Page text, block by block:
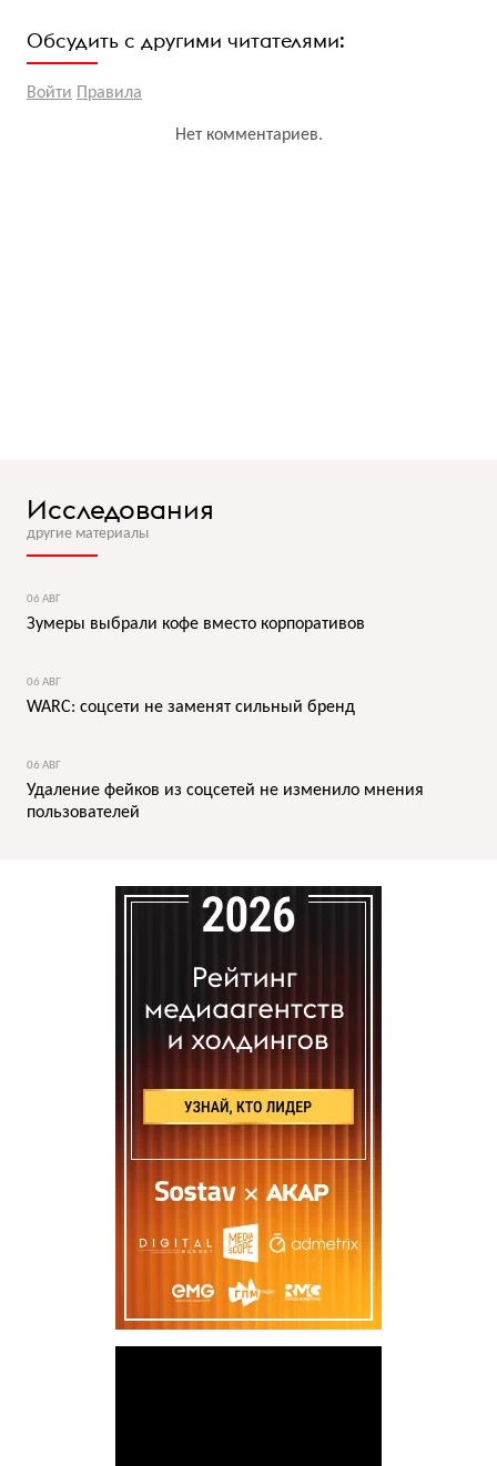
Обсудить с другими читателями:
Войти Правила
Нет комментариев.
Исследования
другие материалы
06 АВГ
Зумеры выбрали кофе вместо корпоративов
06 АВГ
WARC: соцсети не заменят сильный бренд
06 АВГ
Удаление фейков из соцсетей не изменило мнения
пользователей